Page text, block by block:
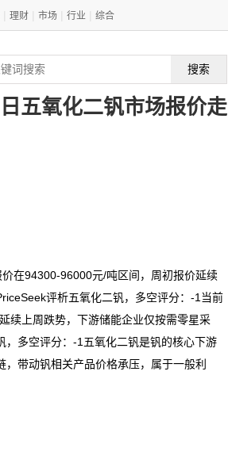
理财 市场 行业 综合
搜索
五氧化二钒市场报价走
在94300-96000元/吨区间，周初报价延续
评析五氧化二钒，多空评分：-1当前
续上周跌势，下游储能企业仅按需零星采
多空评分：-1五氧化二钒是钒的核心下游
带动钒相关产品价格承压，属于一般利